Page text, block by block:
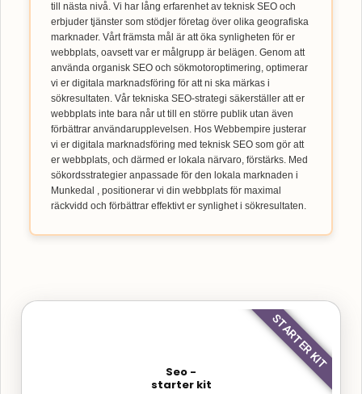
till nästa nivå. Vi har lång erfarenhet av teknisk SEO och
erbjuder tjänster som stödjer företag över olika geografiska
marknader. Vårt främsta mål är att öka synligheten för er
webbplats, oavsett var er målgrupp är belägen. Genom att
använda organisk SEO och sökmotoroptimering, optimerar
vi er digitala marknadsföring för att ni ska märkas i
sökresultaten. Vår tekniska SEO-strategi säkerställer att er
webbplats inte bara når ut till en större publik utan även
förbättrar användarupplevelsen. Hos Webbempire justerar
vi er digitala marknadsföring med teknisk SEO som gör att
er webbplats, och därmed er lokala närvaro, förstärks. Med
sökordsstrategier anpassade för den lokala marknaden i
Munkedal , positionerar vi din webbplats för maximal
räckvidd och förbättrar effektivt er synlighet i sökresultaten.
Seo -
starter kit
STARTER KIT